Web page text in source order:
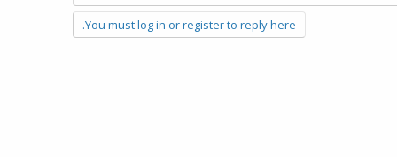
You must log in or register to reply here.